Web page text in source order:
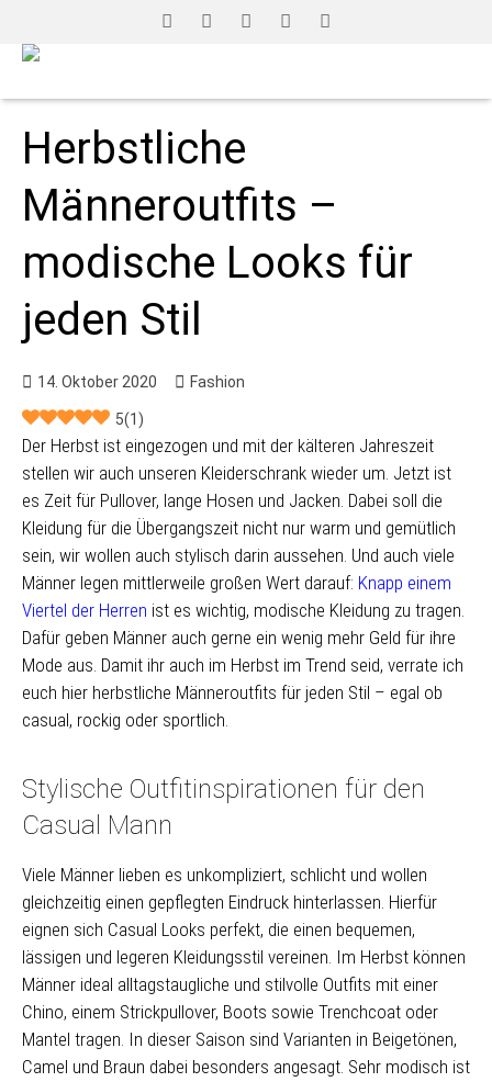
Herbstliche
Männeroutfits –
modische Looks für
jeden Stil
14. Oktober 2020 Fashion
5(1 )
Der Herbst ist eingezogen und mit der kälteren Jahreszeit
stellen wir auch unseren Kleiderschrank wieder um. Jetzt ist
es Zeit für Pullover, lange Hosen und Jacken. Dabei soll die
Kleidung für die Übergangszeit nicht nur warm und gemütlich
sein, wir wollen auch stylisch darin aussehen. Und auch viele
Männer legen mittlerweile großen Wert darauf: Knapp einem
Viertel der Herren ist es wichtig, modische Kleidung zu tragen.
Dafür geben Männer auch gerne ein wenig mehr Geld für ihre
Mode aus. Damit ihr auch im Herbst im Trend seid, verrate ich
euch hier herbstliche Männeroutfits für jeden Stil – egal ob
casual, rockig oder sportlich.
Stylische Outfitinspirationen für den
Casual Mann
Viele Männer lieben es unkompliziert, schlicht und wollen
gleichzeitig einen gepflegten Eindruck hinterlassen. Hierfür
eignen sich Casual Looks perfekt, die einen bequemen,
lässigen und legeren Kleidungsstil vereinen. Im Herbst können
Männer ideal alltagstaugliche und stilvolle Outfits mit einer
Chino, einem Strickpullover, Boots sowie Trenchcoat oder
Mantel tragen. In dieser Saison sind Varianten in Beigetönen,
Camel und Braun dabei besonders angesagt. Sehr modisch ist